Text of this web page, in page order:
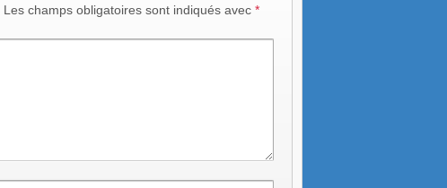
Les champs obligatoires sont indiqués avec *